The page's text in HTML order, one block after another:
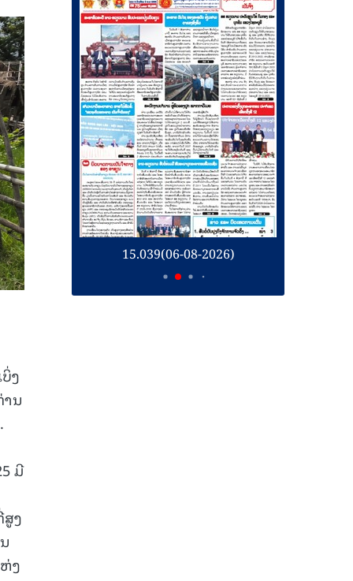
ງ
ນ
ມີ
ງ
ງ
15.039(06-08-2026)